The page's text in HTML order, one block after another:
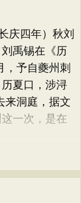
四年）秋刘
禹锡在《历
，予自夔州刺
夏口，涉浔
来洞庭，据文
一次，是在